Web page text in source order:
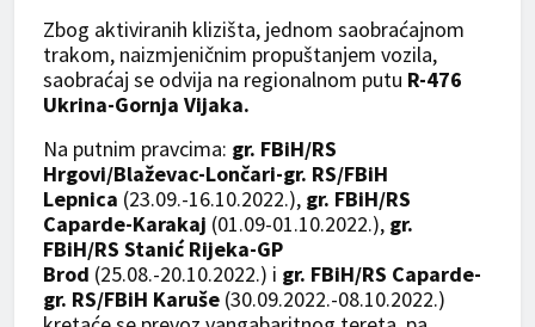
Zbog aktiviranih klizišta, jednom saobraćajnom
trakom, naizmjeničnim propuštanjem vozila,
saobraćaj se odvija na regionalnom putu R-476
Ukrina-Gornja Vijaka.
Na putnim pravcima: gr. FBiH/RS
Hrgovi/Blaževac-Lončari-gr. RS/FBiH
Lepnica (23.09.-16.10.2022.), gr. FBiH/RS
Caparde-Karakaj (01.09-01.10.2022.), gr.
FBiH/RS Stanić Rijeka-GP
Brod (25.08.-20.10.2022.) i gr. FBiH/RS Caparde-
gr. RS/FBiH Karuše (30.09.2022.-08.10.2022.)